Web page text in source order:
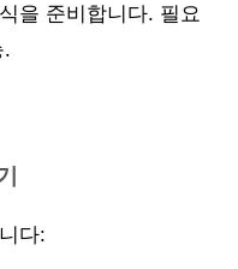
을 준비합니다. 필요
.
다: